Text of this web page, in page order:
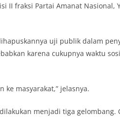
II fraksi Partai Amanat Nasional,
uji publik dalam
karena cukupnya waktu
ke masyarakat,” jelasnya.
menjadi tiga gelombang.